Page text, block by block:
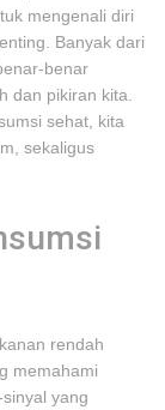
mengenali diri
Banyak dari
benar
dan pikiran kita.
sehat, kita
sekaligus
rendah
memahami
yang